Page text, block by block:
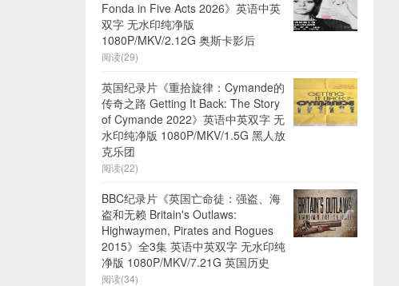
Fonda in Five Acts 2026》英语中英
双字 无水印纯净版
1080P/MKV/2.12G 奥斯卡影后
阅读(29)
英国纪录片《重拾旋律：Cymande的
传奇之路 Getting It Back: The Story
of Cymande 2022》英语中英双字 无
水印纯净版 1080P/MKV/1.5G 黑人放
克乐团
阅读(22)
BBC纪录片《英国亡命徒：强盗、海
盗和无赖 Britain's Outlaws:
Highwaymen, Pirates and Rogues
2015》全3集 英语中英双字 无水印纯
净版 1080P/MKV/7.21G 英国历史
阅读(34)